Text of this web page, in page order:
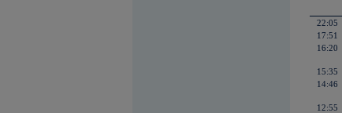
22:05
17:51
16:20
15:35
14:46
12:55